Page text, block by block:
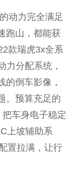
动力完全满足
跑山，都能获
款瑞虎3x全系
力分配系统，
的倒车影像，
。预算充足的
车身电子稳定
上坡辅助系
置拉满，让行